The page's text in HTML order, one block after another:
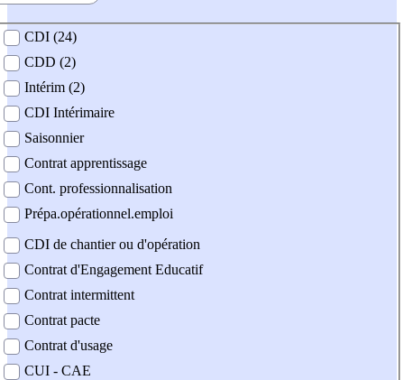
contrat
CDI (24)
CDD (2)
Intérim (2)
CDI Intérimaire
Saisonnier
Contrat apprentissage
Cont. professionnalisation
Prépa.opérationnel.emploi
CDI de chantier ou d'opération
Contrat d'Engagement Educatif
Contrat intermittent
Contrat pacte
Contrat d'usage
CUI - CAE